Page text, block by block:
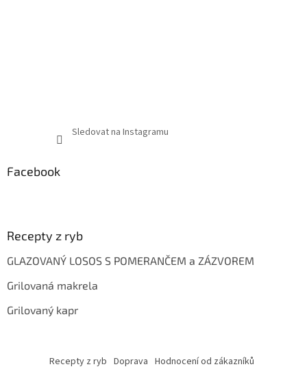
Sledovat na Instagramu
Facebook
Recepty z ryb
GLAZOVANÝ LOSOS S POMERANČEM a ZÁZVOREM
Grilovaná makrela
Grilovaný kapr
Recepty z ryb Doprava Hodnocení od zákazníků